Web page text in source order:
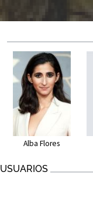
Alba Flores
USUARIOS